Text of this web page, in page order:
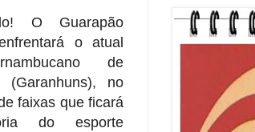
O Guarapão
o atual
de
no
faixas que ficará
do esporte